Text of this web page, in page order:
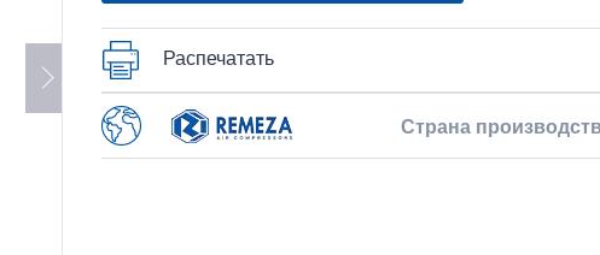
Распечатать
Страна